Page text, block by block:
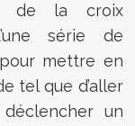
de la croix
série de
pour mettre en
tel que d’aller
un